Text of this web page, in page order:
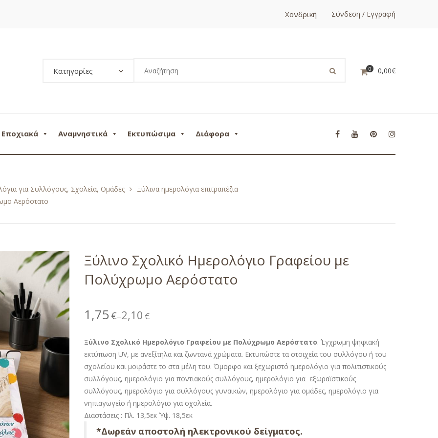
Χονδρική Σύνδεση / Εγγραφή
Κατηγορίες 0 0,00€
Εποχιακά Αναμνηστικά Εκτυπώσιμα Διάφορα
για Συλλόγους, Σχολεία, Ομάδες
Ξύλινα ημερολόγια επιτραπέζια
Αερόστατο
Ξύλινο Σχολικό Ημερολόγιο Γραφείου με
Πολύχρωμο Αερόστατο
1,75 €–2,10 €
Ξύλινο Σχολικό Ημερολόγιο Γραφείου με Πολύχρωμο Αερόστατο. Έγχρωμη ψηφιακή
εκτύπωση UV, με ανεξίτηλα και ζωντανά χρώματα. Εκτυπώστε τα στοιχεία του συλλόγου ή του
σχολείου και μοιράστε το στα μέλη του. Όμορφο και ξεχωριστό ημερολόγιο για πολιτιστικούς
συλλόγους, ημερολόγιο για ποντιακούς συλλόγους, ημερολόγιο για εξωραϊστικούς
συλλόγους, ημερολόγιο για συλλόγους γυναικών, ημερολόγιο για ομάδες, ημερολόγιο για
νηπιαγωγείο ή ημερολόγιο για σχολεία.
Διαστάσεις : Πλ. 13,5εκ Ύψ. 18,5εκ
*Δωρεάν αποστολή ηλεκτρονικού δείγματος.